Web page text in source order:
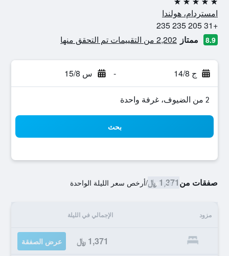
5 نجوم
امستردام، هولندا
+31 205 235 235
8.9 ممتاز 2,202 من التقييمات تم التحقق منها
ج 14/8 - س 15/8
2 من الضيوف، غرفة واحدة
بحث
صفقات من1,371 ﷼ /أرخص سعر الليلة الواحدة
مزود الإجمالي في الليلة
1,371 ﷼ عرض الصفقة